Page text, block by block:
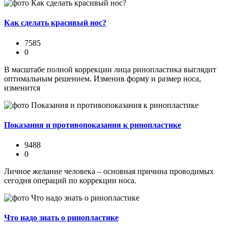
Как сделать красивый нос?
7585
0
В масштабе полной коррекции лица ринопластика выглядит
оптимальным решением. Изменив форму и размер носа,
изменится
Показания и противопоказания к ринопластике
9488
0
Личное желание человека – основная причина проводимых
сегодня операций по коррекции носа.
Что надо знать о ринопластике